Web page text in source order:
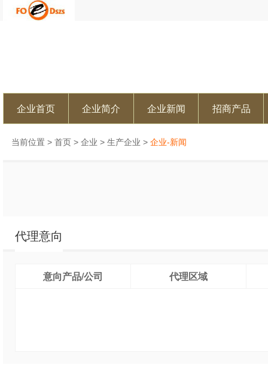
企业首页 企业简介 企业新闻 招商产品
当前位置 > 首页 > 企业 > 生产企业 > 企业-新闻
代理意向
意向产品/公司 代理区域